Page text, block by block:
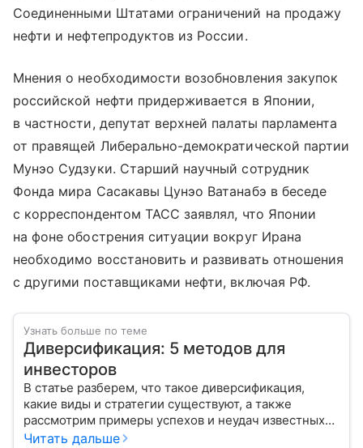
Соединенными Штатами ограничений на продажу
нефти и нефтепродуктов из России.
Мнения о необходимости возобновления закупок
российской нефти придерживается в Японии,
в частности, депутат верхней палаты парламента
от правящей Либерально-демократической партии
Мунэо Судзуки. Старший научный сотрудник
Фонда мира Сасакавы Цунэо Ватанабэ в беседе
с корреспондентом ТАСС заявлял, что Японии
на фоне обострения ситуации вокруг Ирана
необходимо восстановить и развивать отношения
с другими поставщиками нефти, включая РФ.
Узнать больше по теме
Диверсификация: 5 методов для
инвесторов
В статье разберем, что такое диверсификация,
какие виды и стратегии существуют, а также
рассмотрим примеры успехов и неудач известных
компаний.
Читать дальше